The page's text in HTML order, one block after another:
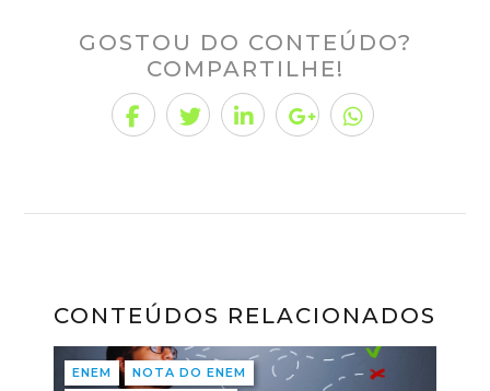
GOSTOU DO CONTEÚDO?
COMPARTILHE!
CONTEÚDOS RELACIONADOS
ENEM
NOTA DO ENEM